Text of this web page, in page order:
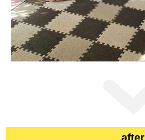
after